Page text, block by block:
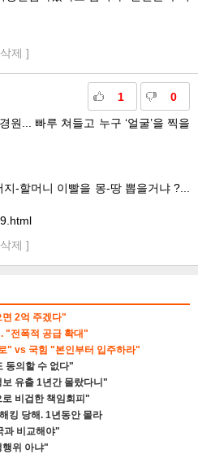
삭제 ]
1 0
원... 빠루 쳐들고 누구 ‘얼굴’을 찍을
-할머니 이빨을 몽-땅 뽑을거냐 ?...
삭제 ]
2억 주겠다"
"전폭적 공급 확대"
" vs 국힘 "본인부터 입주하라"
동의할 수 없다"
유출 1년간 몰랐다니"
비겁한 책임회피"
킹 당해. 1년동안 몰라
과 비교해야"
행위 아냐"